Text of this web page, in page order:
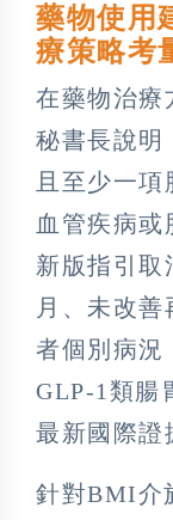
藥物使用
療策略考
在藥物治療
秘書長說
且至少一
血管疾病或
新版指引取
月、未改
者個別病況
GLP-1類腸
最新國際證
針對BMI介